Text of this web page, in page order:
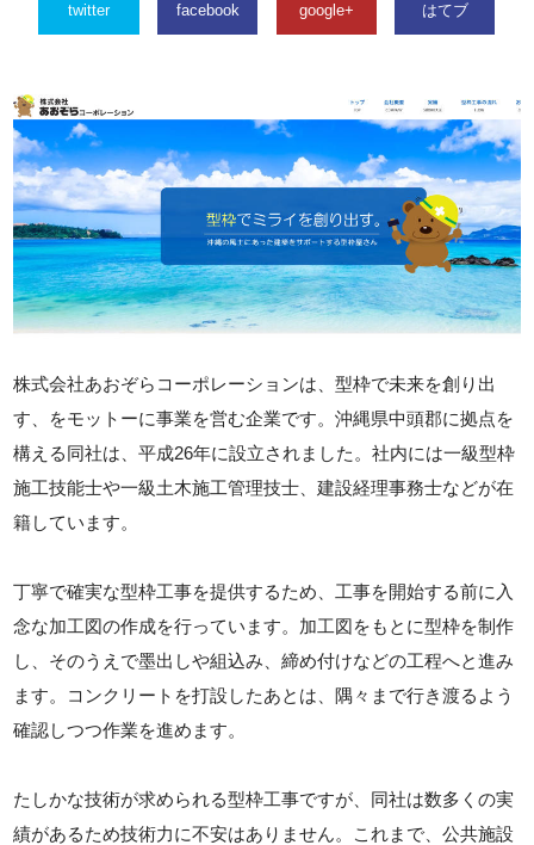
twitter facebook google+ はてブ
株式会社あおぞらコーポレーションは、型枠で未来を創り出
す、をモットーに事業を営む企業です。沖縄県中頭郡に拠点を
構える同社は、平成26年に設立されました。社内には一級型枠
施工技能士や一級土木施工管理技士、建設経理事務士などが在
籍しています。
丁寧で確実な型枠工事を提供するため、工事を開始する前に入
念な加工図の作成を行っています。加工図をもとに型枠を制作
し、そのうえで墨出しや組込み、締め付けなどの工程へと進み
ます。コンクリートを打設したあとは、隅々まで行き渡るよう
確認しつつ作業を進めます。
たしかな技術が求められる型枠工事ですが、同社は数多くの実
績があるため技術力に不安はありません。これまで、公共施設